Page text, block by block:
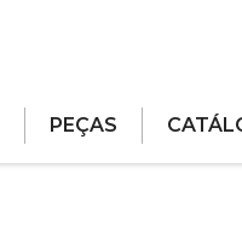
PEÇAS